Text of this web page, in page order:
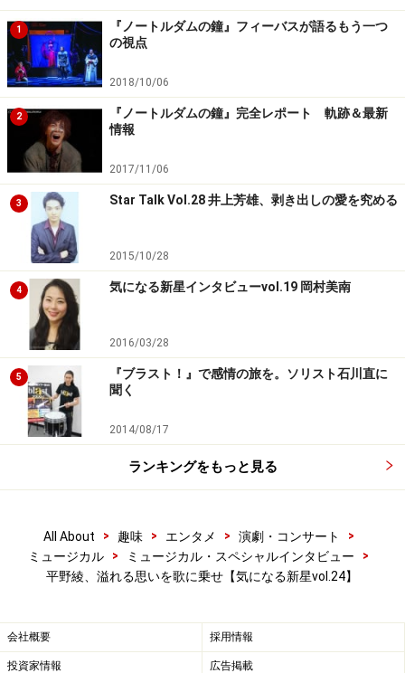
すが（笑）、本作は表面的にはシンプルな、一人の女と
二人の男の三角関係の物語。けれどもきっとそれだけで
はないと思わせる、演出上の“企み”のようなものが終始
漂います。平野さん的には第一印象の段階で、どんな作
品ととらえられましたか？
『マーダー・バラッド』制作発表にて。(C)Marino
Matsushima
「表面的なものだけを見ると、ヒロインが、家庭があり
ながら昔の恋が忘れられず、不倫に走ってしまう物語な
のですが、その三角関係にナレーターが加わることで、
物語が全然違う色合いになっていくんですよね。稽古が
進んでゆく中で、“これってもしかして、怖いけどこうい
うことなんじゃない？”って、みんなでぞぞぞっと鳥肌立
ちまくっています。ただ、“こういうことだ”と見せてゆ
くべきか、わからないままにしておくのか、今はまだみ
んなで悩んでいる段階。それぞれにたくさんアイディア
があって、出し合っています。それを演出の上村さんが
みにしています」
「この作品は男性脳、女性脳ではっきり捉え方が分かれ
ると思います。たとえば（サラの昔の恋人である）トム
1
『ノートルダムの鐘』フィーバスが語るもう一つ
の視点
2018/10/06
2
『ノートルダムの鐘』完全レポート 軌跡＆最新
情報
2017/11/06
3 Star Talk Vol.28 井上芳雄、剥き出しの愛を究める
2015/10/28
4 気になる新星インタビューvol.19 岡村美南
2016/03/28
5
『ブラスト！』で感情の旅を。ソリスト石川直に
聞く
2014/08/17
ランキングをもっと見る
All About > 趣味 > エンタメ > 演劇・コンサート
>
ミュージカル
> ミュージカル・スペシャルインタビュー
>
平野綾、溢れる思いを歌に乗せ【気になる新星vol.24】
会社概要 採用情報
投資家情報 広告掲載